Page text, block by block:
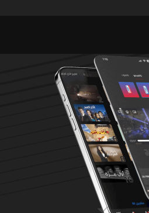
بملاحقتهم ونفّذ عمليات
دهم لتوقيفهم فأُفرج عن
العسكريّ المخطوف
والوحدات المختصة تعمل
على توقيف الخاطفين